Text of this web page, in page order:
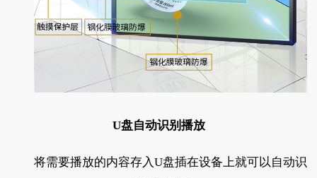
U盘自动识别播放
将需要播放的内容存入U盘插在设备上就可以自动识